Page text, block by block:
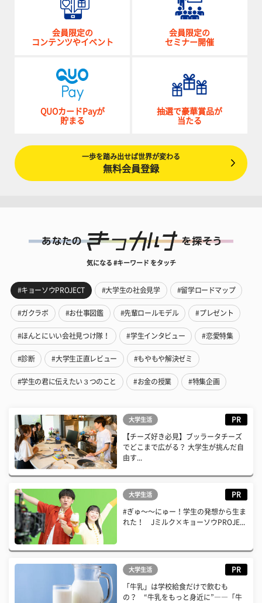
会員限定の
コンテンツやイベント
会員限定の
セミナー開催
QUOカードPayが
貯まる
抽選で豪華賞品が
当たる
一歩を踏み出せば世界が変わる
無料会員登録
気になる #キーワード をタッチ
#キョーソウPROJECT #大学生の社会見学 #留学ロードマップ
#ガクラボ #お仕事図鑑 #先輩ロールモデル #プレゼント
#ほんとにいい会社見つけ隊！ #学生インタビュー #恋愛特集
#診断 #大学生正直レビュー #もやもや解決ゼミ
#学生の君に伝えたい３つのこと #お金の授業 #特集企画
大学生活 PR
【チーズ好き必見】ブッラータチーズ
でどこまで広がる？ 大学生が挑んだ自
由す...
大学生活 PR
#ぎゅ〜〜にゅー！学生の発想から生ま
れた！ Jミルク×キョーソウPROJE...
大学生活 PR
「牛乳」は学校給食だけで飲むも
の？ “牛乳をもっと身近に”――「牛